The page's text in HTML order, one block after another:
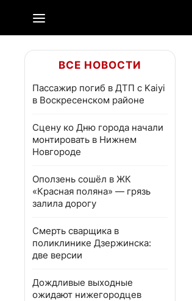
ВСЕ НОВОСТИ
Пассажир погиб в ДТП с Kaiyi
в Воскресенском районе
Сцену ко Дню города начали
монтировать в Нижнем
Новгороде
Оползень сошёл в ЖК
«Красная поляна» — грязь
залила дорогу
Смерть сварщика в
поликлинике Дзержинска:
две версии
Дождливые выходные
ожидают нижегородцев